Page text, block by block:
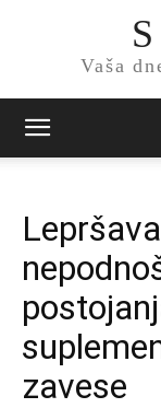
Vaša
zavese